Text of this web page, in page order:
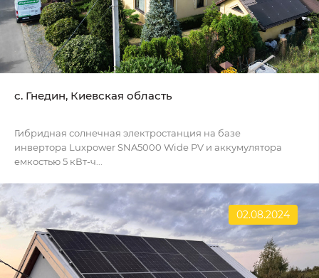
с. Гнедин, Киевская область
Гибридная солнечная электростанция на базе
инвертора Luxpower SNA5000 Wide PV и аккумулятора
емкостью 5 кВт-ч...
02.08.2024